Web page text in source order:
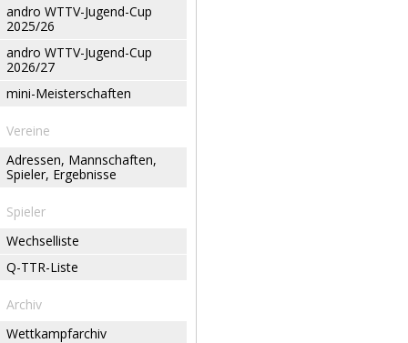
andro WTTV-Jugend-Cup
2025/26
andro WTTV-Jugend-Cup
2026/27
mini-Meisterschaften
Vereine
Adressen, Mannschaften,
Spieler, Ergebnisse
Spieler
Wechselliste
Q-TTR-Liste
Archiv
Wettkampfarchiv